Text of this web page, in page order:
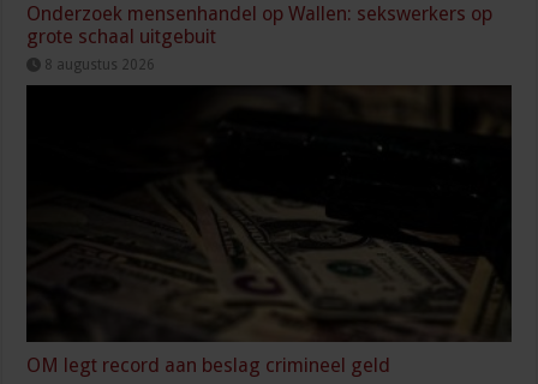
Onderzoek mensenhandel op Wallen: sekswerkers op
grote schaal uitgebuit
8 augustus 2026
OM legt record aan beslag crimineel geld